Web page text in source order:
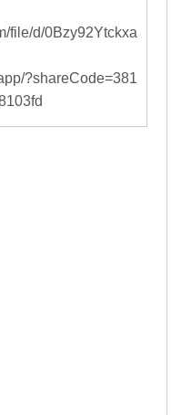
file/d/0Bzy92Ytckxa
?shareCode=381